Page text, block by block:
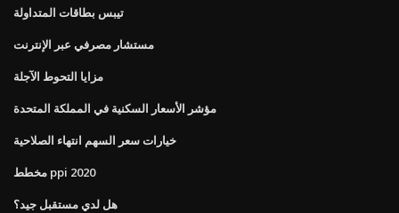
تيبس بطاقات المتداولة
مستشار مصرفي عبر الإنترنت
مزايا التحوط الآجلة
مؤشر الأسعار السكنية في المملكة المتحدة
خيارات سعر السهم انتهاء الصلاحية
مخطط ppi 2020
هل لدي مستقبل جيد؟